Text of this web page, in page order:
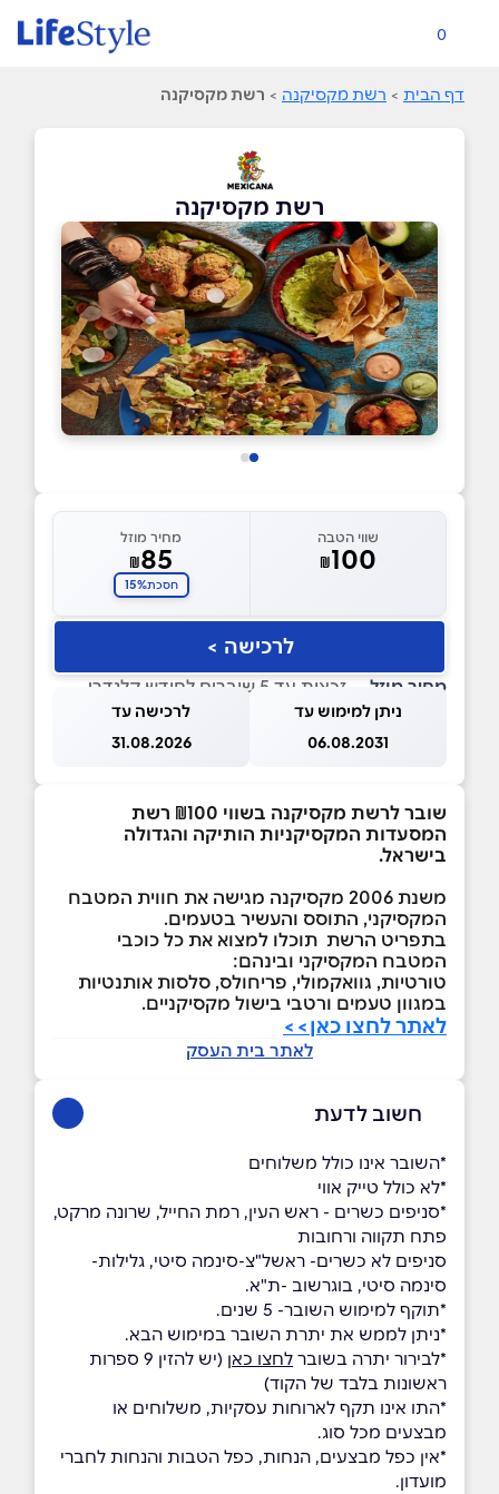
0
דף הבית > רשת מקסיקנה > רשת מקסיקנה
רשת מקסיקנה
שווי הטבה
₪100
מחיר מוזל
₪85
חסכת15%
לרכישה >
מחיר מוזל — זכאות עד 5 שוברים לחודש קלנדרי
ניתן למימוש עד
06.08.2031
לרכישה עד
31.08.2026
שובר לרשת מקסיקנה בשווי ₪100 רשת
המסעדות המקסיקניות הותיקה והגדולה
בישראל.
משנת 2006 מקסיקנה מגישה את חווית המטבח
המקסיקני, התוסס והעשיר בטעמים.
בתפריט הרשת תוכלו למצוא את כל כוכבי
המטבח המקסיקני ובינהם:
טורטיות, גוואקמולי, פריחולס, סלסות אותנטיות
במגוון טעמים ורטבי בישול מקסיקניים.
לאתר לחצו כאן>>
לאתר בית העסק
חשוב לדעת
*השובר אינו כולל משלוחים
*לא כולל טייק אווי
*סניפים כשרים - ראש העין, רמת החייל, שרונה מרקט,
פתח תקווה ורחובות
סניפים לא כשרים- ראשל"צ-סינמה סיטי, גלילות-
סינמה סיטי, בוגרשוב -ת"א.
*תוקף למימוש השובר- 5 שנים.
*ניתן לממש את יתרת השובר במימוש הבא.
*לבירור יתרה בשובר לחצו כאן
(יש להזין 9 ספרות
ראשונות בלבד של הקוד)
*התו אינו תקף לארוחות עסקיות, משלוחים או
מבצעים מכל סוג.
*אין כפל מבצעים, הנחות, כפל הטבות והנחות לחברי
מועדון.